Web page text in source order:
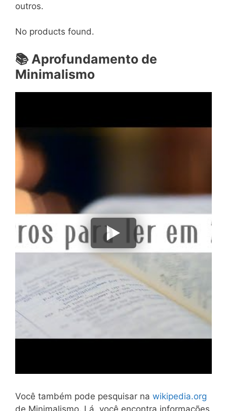
outros.
No products found.
📚 Aprofundamento de
Minimalismo
Você também pode pesquisar na wikipedia.org